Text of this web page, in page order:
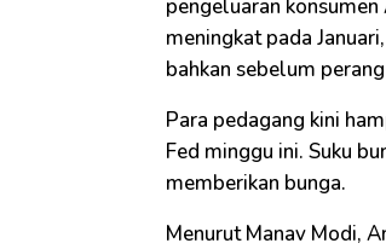
pengeluaran
meningkat pada
bahkan sebelum
Para pedagang kini
Fed minggu ini. Suku
memberikan bunga.
Menurut Manav Modi,